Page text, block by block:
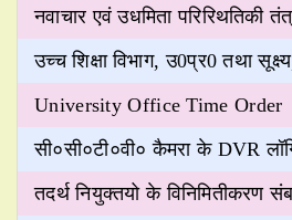
नवाचार एवं उधमिता
उच्च शिक्षा विभाग, उ0प्र0 तथा
University Office Time Order
सी०सी०टी०वी० कैमरा के DVR
तदर्थ नियुक्तयो के विनिमितीकरण